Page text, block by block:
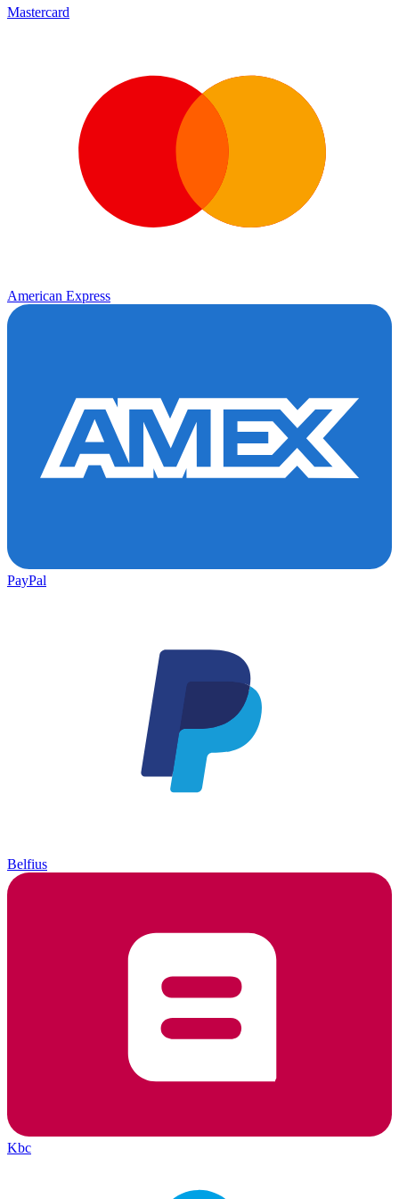
Mastercard
American Express
PayPal
Belfius
Kbc